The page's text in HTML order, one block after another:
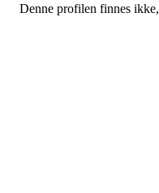
Denne profilen finnes